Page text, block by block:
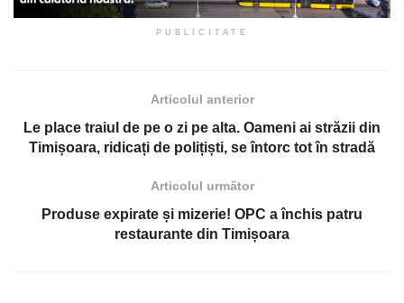
PUBLICITATE
Articolul anterior
Le place traiul de pe o zi pe alta. Oameni ai străzii din
Timișoara, ridicați de polițiști, se întorc tot în stradă
Articolul următor
Produse expirate și mizerie! OPC a închis patru
restaurante din Timișoara